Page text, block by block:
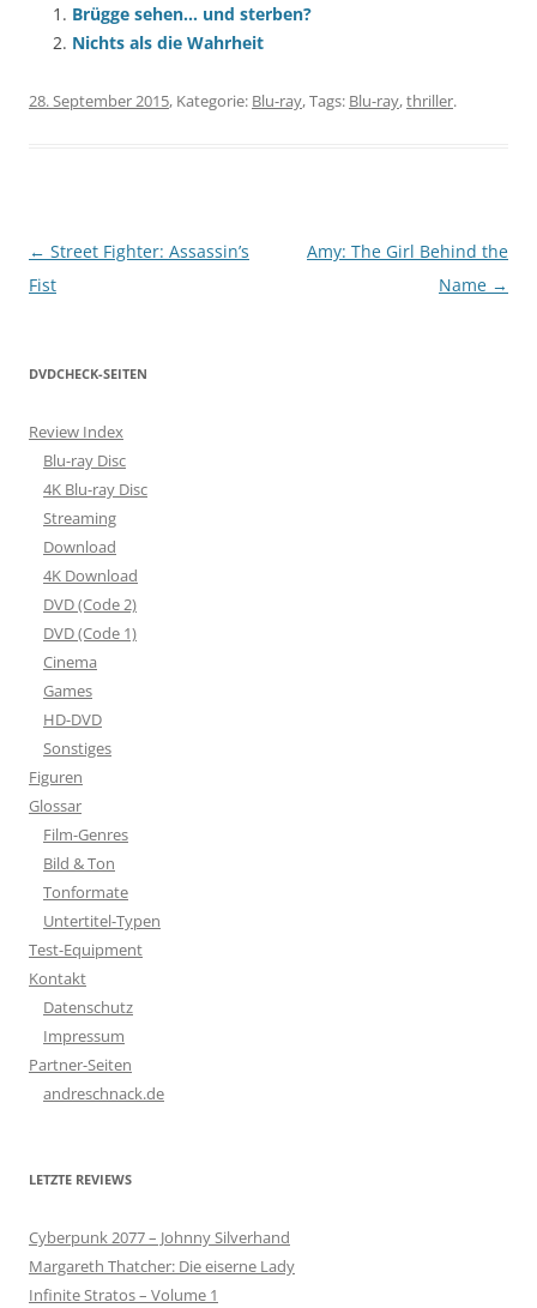
Brügge sehen… und sterben?
Nichts als die Wahrheit
28. September 2015, Kategorie: Blu-ray, Tags: Blu-ray,thriller.
Beitragsnavigation
← Street Fighter: Assassin’s
Fist
Amy: The Girl Behind the
Name →
DVDCHECK-SEITEN
Review Index
Blu-ray Disc
4K Blu-ray Disc
Streaming
Download
4K Download
DVD (Code 2)
DVD (Code 1)
Cinema
Games
HD-DVD
Sonstiges
Figuren
Glossar
Film-Genres
Bild & Ton
Tonformate
Untertitel-Typen
Test-Equipment
Kontakt
Datenschutz
Impressum
Partner-Seiten
andreschnack.de
LETZTE REVIEWS
Cyberpunk 2077 – Johnny Silverhand
Margareth Thatcher: Die eiserne Lady
Infinite Stratos – Volume 1